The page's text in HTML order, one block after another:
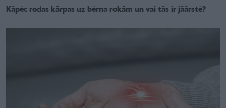
Kāpēc rodas kārpas uz bērna rokām un vai tās ir jāārstē?